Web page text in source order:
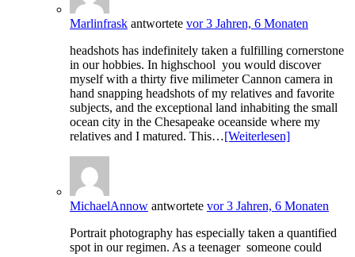
Marlinfrask antwortete vor 3 Jahren, 6 Monaten
headshots has indefinitely taken a fulfilling cornerstone
in our hobbies. In highschool you would discover
myself with a thirty five milimeter Cannon camera in
hand snapping headshots of my relatives and favorite
subjects, and the exceptional land inhabiting the small
ocean city in the Chesapeake oceanside where my
relatives and I matured. This…[Weiterlesen]
MichaelAnnow antwortete vor 3 Jahren, 6 Monaten
Portrait photography has especially taken a quantified
spot in our regimen. As a teenager someone could